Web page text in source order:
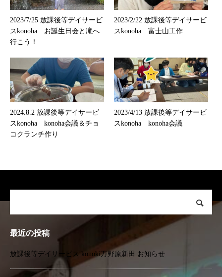
2023/7/25 放課後等デイサービ
スkonoha お誕生日会と滝へ
行こう！
2023/2/22 放課後等デイサービ
スkonoha 富士山工作
2024.8.2 放課後等デイサービ
スkonoha konoha会議＆チョ
コクランチ作り
2023/4/13 放課後等デイサービ
スkonoha konoha会議
最近の投稿
放課後等デイサービス konoki万野原新田 お知らせ